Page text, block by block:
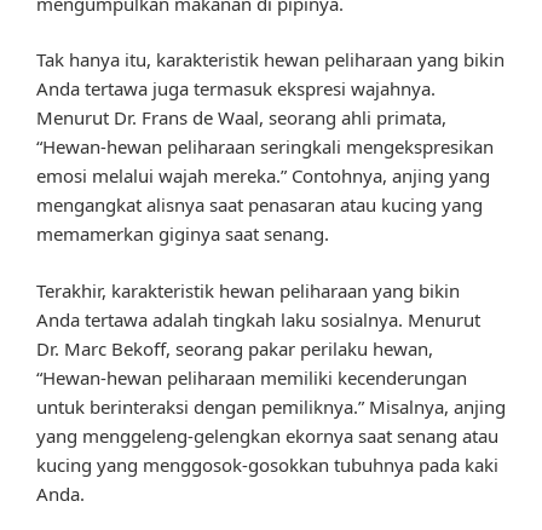
Tak hanya itu, karakteristik hewan peliharaan yang bikin
Anda tertawa juga termasuk ekspresi wajahnya.
Menurut Dr. Frans de Waal, seorang ahli primata,
“Hewan-hewan peliharaan seringkali mengekspresikan
emosi melalui wajah mereka.” Contohnya, anjing yang
mengangkat alisnya saat penasaran atau kucing yang
memamerkan giginya saat senang.
Terakhir, karakteristik hewan peliharaan yang bikin
Anda tertawa adalah tingkah laku sosialnya. Menurut
Dr. Marc Bekoff, seorang pakar perilaku hewan,
“Hewan-hewan peliharaan memiliki kecenderungan
untuk berinteraksi dengan pemiliknya.” Misalnya, anjing
yang menggeleng-gelengkan ekornya saat senang atau
kucing yang menggosok-gosokkan tubuhnya pada kaki
Anda.